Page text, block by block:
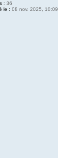
: 36
le : 08 nov. 2025, 10:09